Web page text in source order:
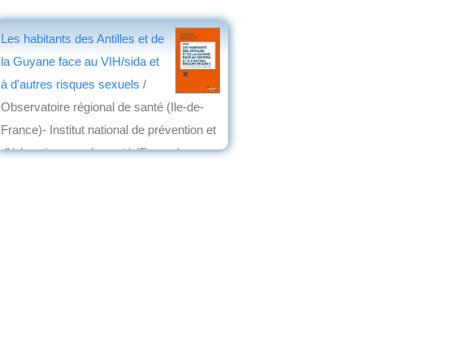
Les habitants des Antilles et de
la Guyane face au VIH/sida et
à d'autres risques sexuels /
Observatoire régional de santé (Ile-de-
France)- Institut national de prévention et
d'éducation pour la santé (France)